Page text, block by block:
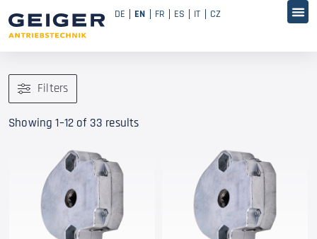
DE EN FR ES IT CZ
Filters
Showing 1–12 of 33 results